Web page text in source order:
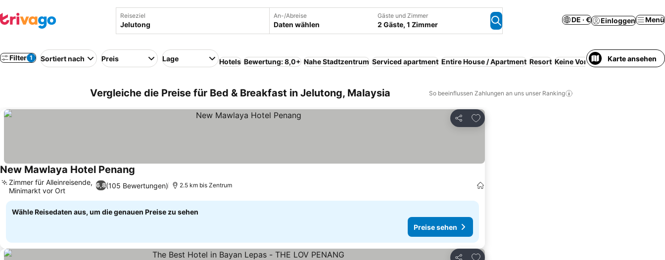
Reiseziel An-/Abreise
Daten wählen
Gäste und Zimmer
2 Gäste, 1 Zimmer
DE · € Einloggen Menü
Filter 1 Sortiert nach Preis Lage Hotels Bewertung: 8,0+ Nahe Stadtzentrum Serviced apartment Entire House / Apartment Resort Keine VorauszahlungKarte ansehen
Vergleiche die Preise für Bed & Breakfast in Jelutong, Malaysia So beeinflussen Zahlungen an uns unser Ranking
Teilen
Zu Favoriten hinzufügen
New Mawlaya Hotel Penang
6,8(105 Bewertungen)
Zimmer für Alleinreisende,
Minimarkt vor Ort
2.5 km bis Zentrum
Wähle Reisedaten aus, um die genauen Preise zu sehen
Preise sehen
Zu Favoriten hinzufügen